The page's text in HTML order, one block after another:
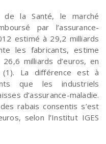
de la Santé, le marché
par l’assurance-
estimé à 29,2 milliards
les fabricants, estime
milliards d’euros, en
La différence est à
que les industriels
d’assurance-maladie.
rabais consentis s’est
selon l’Institut IGES